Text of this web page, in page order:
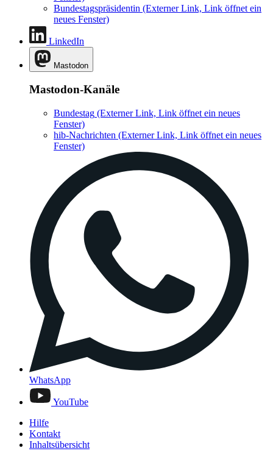
Bundestagspräsidentin (Externer Link, Link öffnet ein
neues Fenster)
LinkedIn
Mastodon
Mastodon-Kanäle
Bundestag (Externer Link, Link öffnet ein neues
Fenster)
hib-Nachrichten (Externer Link, Link öffnet ein neues
Fenster)
WhatsApp
YouTube
Hilfe
Kontakt
Inhaltsübersicht